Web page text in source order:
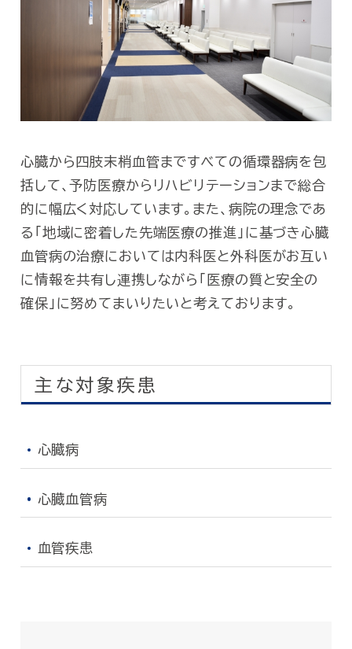
心臓から四肢末梢血管まですべての循環器病を包
括して、予防医療からリハビリテーションまで総合
的に幅広く対応しています。また、病院の理念であ
る「地域に密着した先端医療の推進」に基づき心臓
血管病の治療においては内科医と外科医がお互い
に情報を共有し連携しながら「医療の質と安全の
確保」に努めてまいりたいと考えております。
主な対象疾患
心臓病
心臓血管病
血管疾患